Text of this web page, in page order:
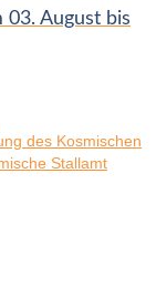
03. August bis
des Kosmischen
Stallamt